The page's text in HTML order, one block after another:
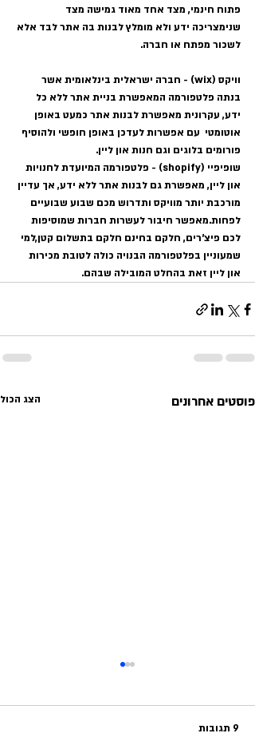
פתוח חינמי, מצד אחד מאוד גמישה מצד
שנימצריכה ידע ולא מומלץ לבנות בה אתר לבד אלא
לשכור מפתח או חברה.
וויקס (wix) - חברה ישראלית בינלאומית אשר
בנתה פלטפורמה המאפשרת בניית אתר ללא כל
ידע, עקרונית מאפשרת לבנות אתר כמעט באופן
אוטומטי  עם אפשרות לעדכן באופן חופשי ולהוסיף
פורומים בלוגים וגם חנות און ליין.
שופיפיי (shopify) - פלטפורמה המיועדת לחנויות
און ליין, מאפשרת גם לבנות אתר ללא ידע, אך עדיין
מורכבת יותר מוויקס ותדרוש מכם שבוע שבועיים
לפחות.מאפשר חיבור לעשרות חברות שמוסיפות
לכם פיצ'רים, חלקם בחינם חלקם בתשלום קטן,למי
שמעוניין בפלטפורמה הבנויה כולה לטובת מכירות
און ליין זאת בהחלט המובילה שבהם.
פוסטים אחרונים הצג הכול
9 תגובות